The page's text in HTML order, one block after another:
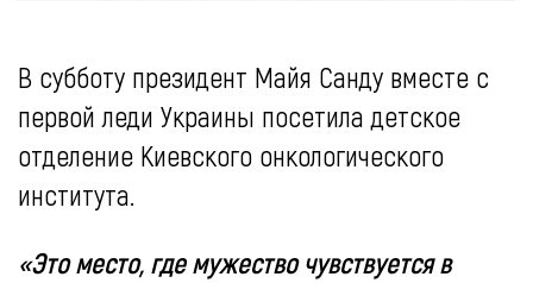
В субботу президент Майя Санду вместе с
первой леди Украины посетила детское
отделение Киевского онкологического
института.
«Это место, где мужество чувствуется в